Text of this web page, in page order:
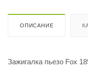
ОПИСАНИЕ
Зажигалка пьезо Fox